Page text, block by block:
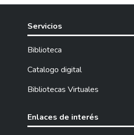
Servicios
Biblioteca
Catalogo digital
Bibliotecas Virtuales
Enlaces de interés